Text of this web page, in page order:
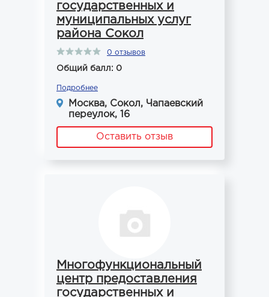
государственных и
муниципальных услуг
района Сокол
0 отзывов
Общий балл: 0
Подробнее
Москва, Сокол, Чапаевский
переулок, 16
Оставить отзыв
Многофункциональный
центр предоставления
государственных и